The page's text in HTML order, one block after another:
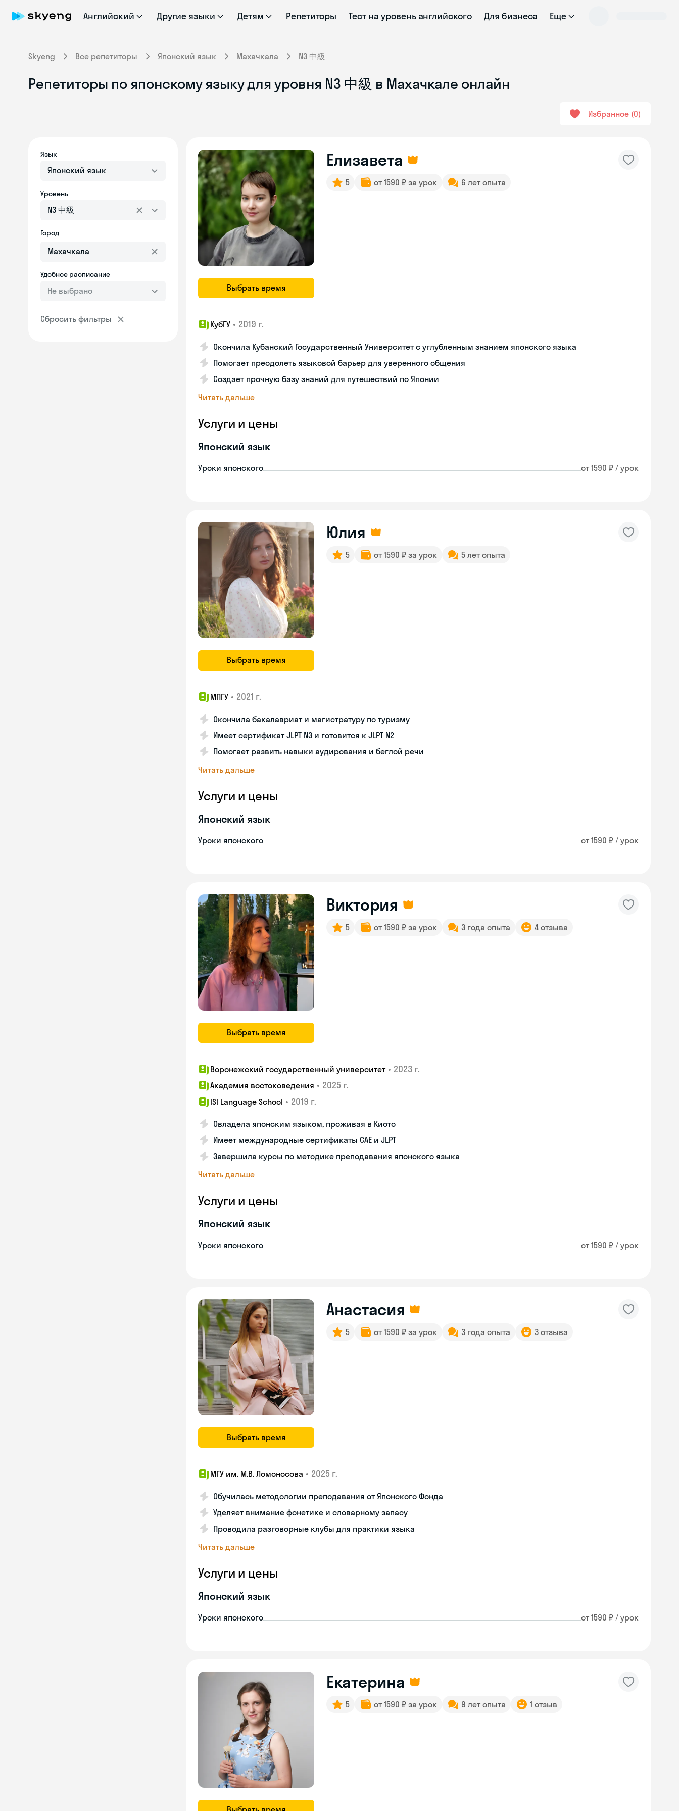
Английский Другие языки Детям Репетиторы Тест на уровень английского Для бизнеса Еще
Skyeng Все репетиторы Японский язык Махачкала N3 中級
Репетиторы по японскому языку для уровня N3 中級 в Махачкале онлайн
Избранное 0
Язык
Японский язык
Уровень
N3 中級
Город
Удобное расписание
Не выбрано
Сбросить фильтры
Выбрать время
Елизавета
5 от 1590 ₽ за урок 6 лет опыта
КубГУ • 2019 г.
Окончила Кубанский Государственный Университет с углубленным знанием японского языка
Помогает преодолеть языковой барьер для уверенного общения
Создает прочную базу знаний для путешествий по Японии
Читать дальше
Услуги и цены
Японский язык
Уроки японского от 1590 ₽ / урок
Выбрать время
Юлия
5 от 1590 ₽ за урок 5 лет опыта
МПГУ • 2021 г.
Окончила бакалавриат и магистратуру по туризму
Имеет сертификат JLPT N3 и готовится к JLPT N2
Помогает развить навыки аудирования и беглой речи
Читать дальше
Услуги и цены
Японский язык
Уроки японского от 1590 ₽ / урок
Выбрать время
Виктория
5 от 1590 ₽ за урок 3 года опыта 4 отзыва
Воронежский государственный университет • 2023 г.
Академия востоковедения • 2025 г.
ISI Language School • 2019 г.
Овладела японским языком, проживая в Киото
Имеет международные сертификаты CAE и JLPT
Завершила курсы по методике преподавания японского языка
Читать дальше
Услуги и цены
Японский язык
Уроки японского от 1590 ₽ / урок
Выбрать время
Анастасия
5 от 1590 ₽ за урок 3 года опыта 3 отзыва
МГУ им. М.В. Ломоносова • 2025 г.
Обучилась методологии преподавания от Японского Фонда
Уделяет внимание фонетике и словарному запасу
Проводила разговорные клубы для практики языка
Читать дальше
Услуги и цены
Японский язык
Уроки японского от 1590 ₽ / урок
Екатерина
5 от 1590 ₽ за урок 9 лет опыта 1 отзыв